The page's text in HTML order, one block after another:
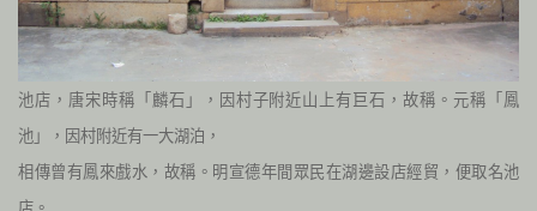
池店，唐宋時稱「麟石」，因村子附近山上有巨石，故稱。元稱「鳳
池」，因村附近有一大湖泊，
相傳曾有鳳來戲水，故稱。明宣德年間眾民在湖邊設店經貿，便取名池